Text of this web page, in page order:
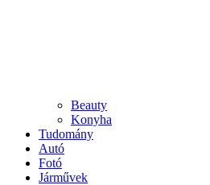
Beauty
Konyha
Tudomány
Autó
Fotó
Járművek